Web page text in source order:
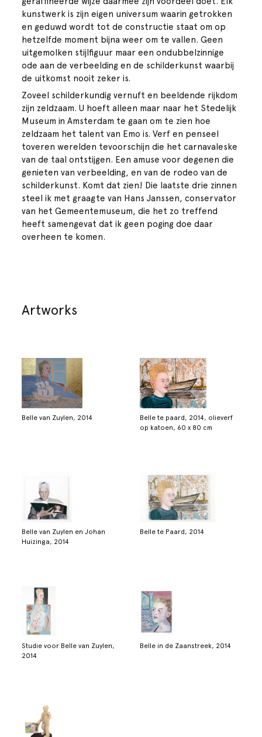
kunstwerk is zijn eigen universum waarin getrokken
en geduwd wordt tot de constructie staat om op
hetzelfde moment bijna weer om te vallen. Geen
uitgemolken stijlfiguur maar een ondubbelzinnige
ode aan de verbeelding en de schilderkunst waarbij
de uitkomst nooit zeker is.
Zoveel schilderkundig vernuft en beeldende rijkdom
zijn zeldzaam. U hoeft alleen maar naar het Stedelijk
Museum in Amsterdam te gaan om te zien hoe
zeldzaam het talent van Emo is. Verf en penseel
toveren werelden tevoorschijn die het carnavaleske
van de taal ontstijgen. Een amuse voor degenen die
genieten van verbeelding, en van de rodeo van de
schilderkunst. Komt dat zien! Die laatste drie zinnen
steel ik met graagte van Hans Janssen, conservator
van het Gemeentemuseum, die het zo treffend
heeft samengevat dat ik geen poging doe daar
overheen te komen.
Artworks
Belle van Zuylen, 2014
Belle te paard, 2014, olieverf
op katoen, 60 x 80 cm
Belle van Zuylen en Johan
Huizinga, 2014
Belle te Paard, 2014
Studie voor Belle van Zuylen,
2014
Belle in de Zaanstreek, 2014